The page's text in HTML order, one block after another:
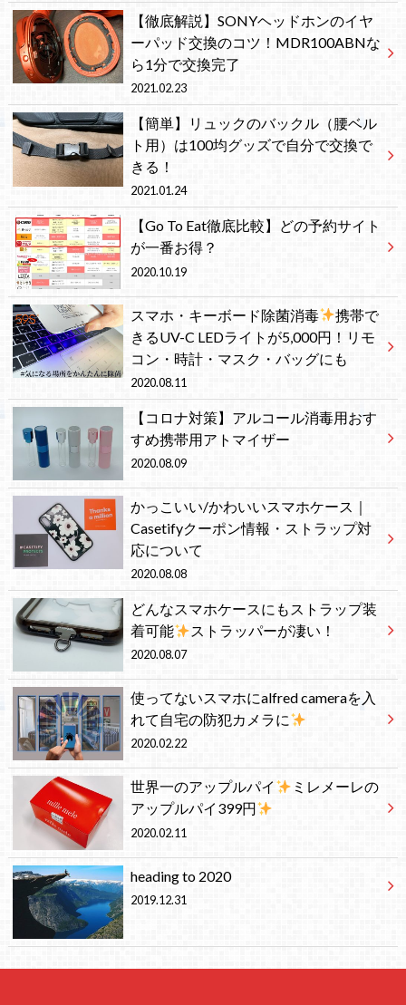
【徹底解説】SONYヘッドホンのイヤ
ーパッド交換のコツ！MDR100ABNな
ら1分で交換完了
2021.02.23
【簡単】リュックのバックル（腰ベル
ト用）は100均グッズで自分で交換で
きる！
2021.01.24
【Go To Eat徹底比較】どの予約サイト
が一番お得？
2020.10.19
スマホ・キーボード除菌消毒
携帯で
きるUV-C LEDライトが5,000円！リモ
コン・時計・マスク・バッグにも
2020.08.11
【コロナ対策】アルコール消毒用おす
すめ携帯用アトマイザー
2020.08.09
かっこいい/かわいいスマホケース｜
Casetifyクーポン情報・ストラップ対
応について
2020.08.08
どんなスマホケースにもストラップ装
着可能
ストラッパーが凄い！
2020.08.07
使ってないスマホにalfred cameraを入
れて自宅の防犯カメラに
2020.02.22
世界一のアップルパイ
ミレメーレの
アップルパイ399円
2020.02.11
heading to 2020
2019.12.31